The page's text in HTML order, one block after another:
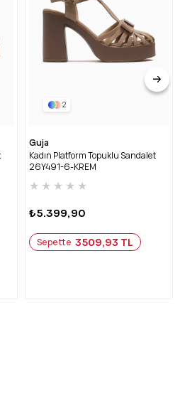
2
Guja
Kadın Platform Topuklu Sandalet
26Y491-6-KREM
★ ★ ★ ★ ★
₺5.399,90
Sepette 3509,93 TL